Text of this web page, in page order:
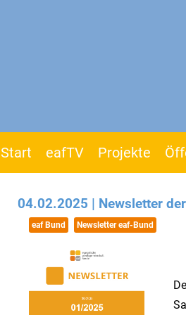
Start eafTV Projekte
04.02.2025 | Newsletter
eaf Bund Newsletter eaf-Bund